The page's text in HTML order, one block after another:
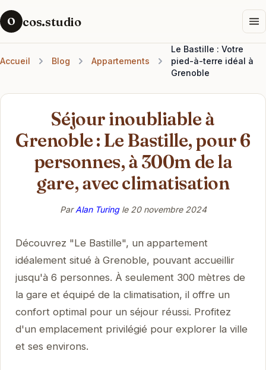
O cos.studio
Accueil Blog Appartements
Le Bastille : Votre
pied-à-terre idéal à
Grenoble
Séjour inoubliable à
Grenoble : Le Bastille, pour 6
personnes, à 300m de la
gare, avec climatisation
ParAlan Turingle 20 novembre 2024
Découvrez "Le Bastille", un appartement
idéalement situé à Grenoble, pouvant accueillir
jusqu'à 6 personnes. À seulement 300 mètres de
la gare et équipé de la climatisation, il offre un
confort optimal pour un séjour réussi. Profitez
d'un emplacement privilégié pour explorer la ville
et ses environs.